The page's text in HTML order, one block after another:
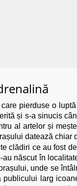
pierduse o
și s-a sinucis
al artelor și
datează chiar
clădiri ce au fost
născut în
unde se
publicului larg